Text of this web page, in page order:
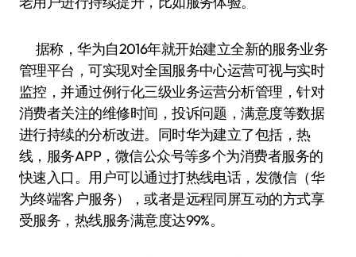
据称，华为自2016年就开始建立全新的服务业务
管理平台，可实现对全国服务中心运营可视与实时
监控，并通过例行化三级业务运营分析管理，针对
消费者关注的维修时间，投诉问题，满意度等数据
进行持续的分析改进。同时华为建立了包括，热
线，服务APP，微信公众号等多个为消费者服务的
快速入口。用户可以通过打热线电话，发微信（华
为终端客户服务），或者是远程同屏互动的方式享
受服务，热线服务满意度达99%。